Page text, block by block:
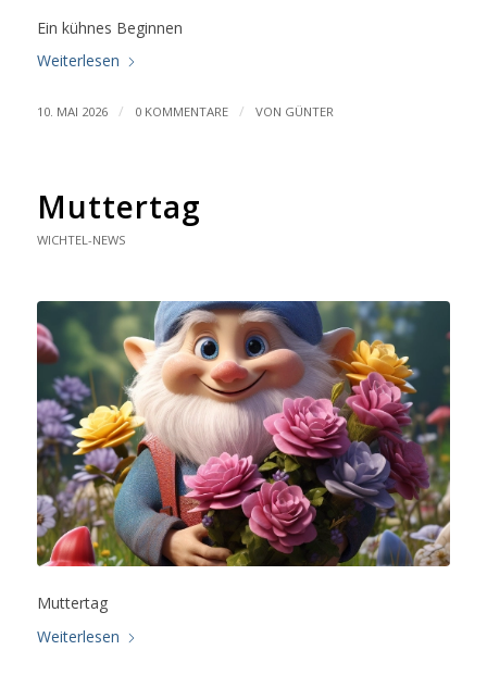
Ein kühnes Beginnen
Weiterlesen
10. MAI 2026 / 0 KOMMENTARE / VON GÜNTER
Muttertag
WICHTEL-NEWS
Muttertag
Weiterlesen